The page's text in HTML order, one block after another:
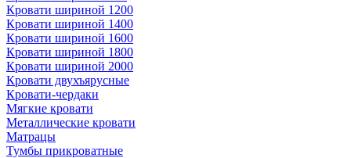
Кровати шириной 1200
Кровати шириной 1400
Кровати шириной 1600
Кровати шириной 1800
Кровати шириной 2000
Кровати двухъярусные
Кровати-чердаки
Мягкие кровати
Металлические кровати
Матрацы
Тумбы прикроватные